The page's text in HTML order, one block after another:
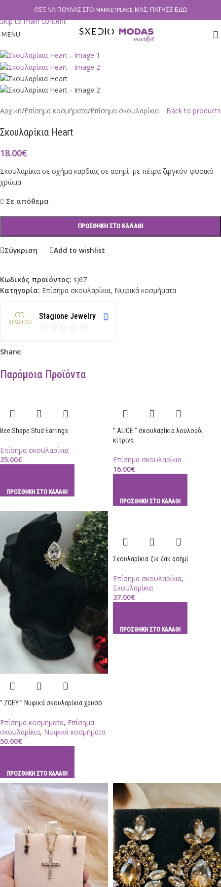
Skip to navigation
Skip to main content
ΘΕΣ ΝΑ ΠΟΥΛΆΣ ΣΤΟ MARKETPLACE ΜΑΣ; ΠΆΤΗΣΕ ΕΔΏ
MENU
Αρχική/Επίσημα κοσμήματα/Επίσημα σκουλαρίκια Back to products
Σκουλαρίκια Heart
18.00€
Σκουλαρίκια σε σχήμα καρδιάς σε ασημί με πέτρα ζιργκόν φυσικό
χρώμα.
Σε απόθεμα
ΠΡΟΣΘΉΚΗ ΣΤΟ ΚΑΛΆΘΙ
Σύγκριση Add to wishlist
Κωδικός προϊόντος: sj67
Κατηγορία: Επίσημα σκουλαρίκια, Νυφικά κοσμήματα
Stagione Jewelry
Share:
Παρόμοια Προϊόντα
Bee Shape Stud Earrings
Επίσημα σκουλαρίκια
25.00€
ΠΡΟΣΘΉΚΗ ΣΤΟ ΚΑΛΆΘΙ
” ALICE ” σκουλαρίκια λουλούδι
κίτρινα
Επίσημα σκουλαρίκια
16.00€
ΠΡΟΣΘΉΚΗ ΣΤΟ ΚΑΛΆΘΙ
” ZOEY ” Νυφικά σκουλαρίκια χρυσό
Επίσημα κοσμήματα, Επίσημα
σκουλαρίκια, Νυφικά κοσμήματα
50.00€
ΠΡΟΣΘΉΚΗ ΣΤΟ ΚΑΛΆΘΙ
Σκουλαρίκια ζικ ζακ ασημί
Επίσημα σκουλαρίκια,
Σκουλαρίκια
37.00€
ΠΡΟΣΘΉΚΗ ΣΤΟ ΚΑΛΆΘΙ